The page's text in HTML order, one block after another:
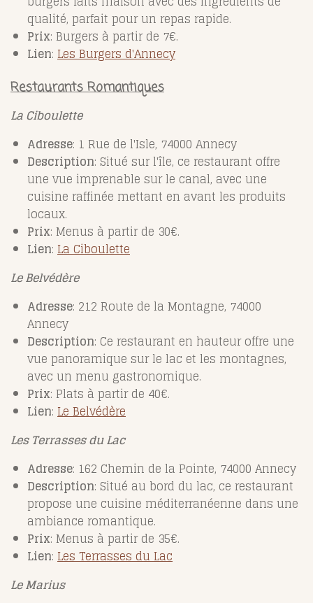
qualité, parfait pour un repas rapide.
Prix: Burgers à partir de 7€.
Lien: LesBurgersd'Annecy
Restaurants Romantiques
La Ciboulette
Adresse: 1 Rue de l'Isle, 74000 Annecy
Description: Situé sur l'île, ce restaurant offre
une vue imprenable sur le canal, avec une
cuisine raffinée mettant en avant les produits
locaux.
Prix: Menus à partir de 30€.
Lien: LaCiboulette
Le Belvédère
Adresse: 212 Route de la Montagne, 74000
Annecy
Description: Ce restaurant en hauteur offre une
vue panoramique sur le lac et les montagnes,
avec un menu gastronomique.
Prix: Plats à partir de 40€.
Lien: LeBelvédère
Les Terrasses du Lac
Adresse: 162 Chemin de la Pointe, 74000 Annecy
Description: Situé au bord du lac, ce restaurant
propose une cuisine méditerranéenne dans une
ambiance romantique.
Prix: Menus à partir de 35€.
Lien: LesTerrassesduLac
Le Marius